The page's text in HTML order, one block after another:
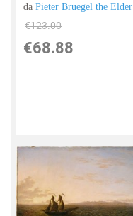
daPieter Bruegel the Elder
€123.00
€68.88